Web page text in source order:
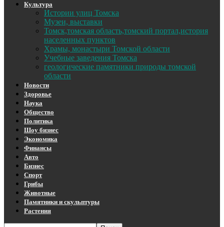
Культура
Истории улиц Томска
Музеи, выставки
Томск,томская область,томский портал,история
населенных пунктов
Храмы, монастыри Томской области
Учебные заведения Томска
геологические памятники природы томской
области
Новости
Здоровье
Наука
Общество
Политика
Шоу бизнес
Экономика
Финансы
Авто
Бизнес
Спорт
Грибы
Животные
Памятники и скульптуры
Растения